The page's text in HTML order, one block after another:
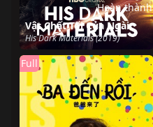
Vật Chất Tối Của Ngài
His Dark Materials (2019)
Hoàn thành
Full